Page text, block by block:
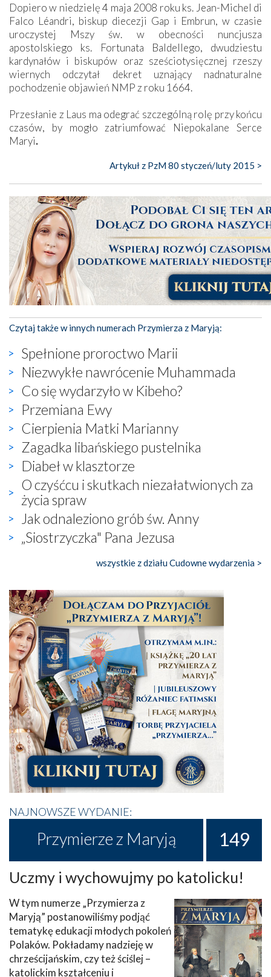
Dopiero w niedzielę 4 maja 2008 roku ks. Jean-Michel di
Falco Léandri, biskup diecezji Gap i Embrun, w czasie
uroczystej Mszy św. w obecności nuncjusza
apostolskiego ks. Fortunata Baldellego, dwudziestu
kardynałów i biskupów oraz sześciotysięcznej rzeszy
wiernych odczytał dekret uznający nadnaturalne
pochodzenie objawień NMP z roku 1664.
Przesłanie z Laus ma odegrać szczególną rolę przy końcu
czasów, by mogło zatriumfować Niepokalane Serce
Maryi.
Artykuł z PzM 80 styczeń/luty 2015 >
Czytaj także w innych numerach Przymierza z Maryją:
Spełnione proroctwo Marii
Niezwykłe nawrócenie Muhammada
Co się wydarzyło w Kibeho?
Przemiana Ewy
Cierpienia Matki Marianny
Zagadka libańskiego pustelnika
Diabeł w klasztorze
O czyśćcu i skutkach niezałatwionych za
życia spraw
Jak odnaleziono grób św. Anny
„Siostrzyczka" Pana Jezusa
wszystkie z działu Cudowne wydarzenia >
NAJNOWSZE WYDANIE:
Przymierze z Maryją 149
Uczmy i wychowujmy po katolicku!
W tym numerze „Przymierza z
Maryją” postanowiliśmy podjąć
tematykę edukacji młodych pokoleń
Polaków. Pokładamy nadzieję w
chrześcijańskim, czy też ściślej –
katolickim kształceniu i